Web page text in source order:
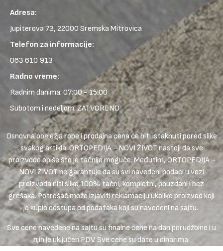
Adresa:
Jupiterova 73, 22000 Sremska Mitrovica
Telefon za informacije:
063 610 913
Radno vreme:
Radnim danima: 07:00 - 15:00
Subotom i nedeljom: ZATVORENO
Osnovna obeležja robe i prodajna cena će biti istaknuti pored slike
svakog artikla. ORTOPEDIJA - NOVI ŽIVOT nastoji da sve
proizvode opiše što je tačnije moguće. Međutim, ORTOPEDIJA -
NOVI ŽIVOT ne garantuje da su svi navedeni podaci u vezi
proizvoda niti slike 100% tačni, kompletni, pouzdani i bez
grešaka. Potrošač može izjaviti reklamaciju ukoliko proizvod koji
je kupio odstupa od podataka koji su navedeni na sajtu.
Sve cene navedene na sajtu su finalne cene na dan porudžbine i u
njih je uključen PDV. Sve cene su date u dinarima.